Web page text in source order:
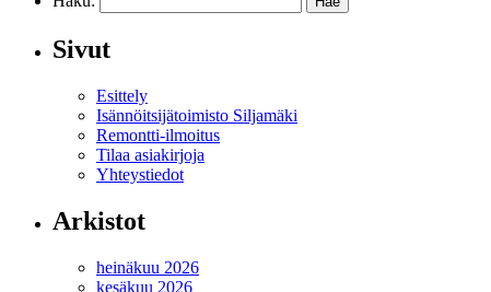
Sivut
Esittely
Isännöitsijätoimisto Siljamäki
Remontti-ilmoitus
Tilaa asiakirjoja
Yhteystiedot
Arkistot
heinäkuu 2026
kesäkuu 2026